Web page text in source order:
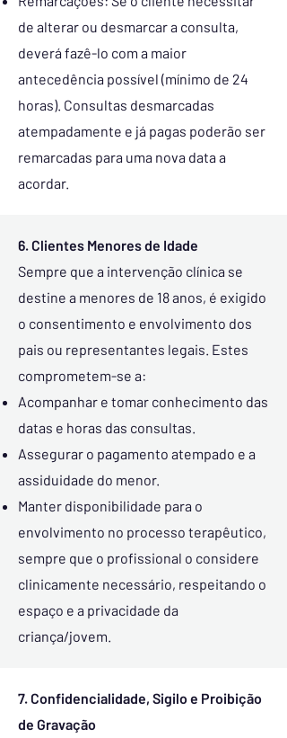
de alterar ou desmarcar a consulta,
deverá fazê-lo com a maior
antecedência possível (mínimo de 24
horas). Consultas desmarcadas
atempadamente e já pagas poderão ser
remarcadas para uma nova data a
acordar.
6. Clientes Menores de Idade
Sempre que a intervenção clínica se
destine a menores de 18 anos, é exigido
o consentimento e envolvimento dos
pais ou representantes legais. Estes
comprometem-se a:
Acompanhar e tomar conhecimento das
datas e horas das consultas.
Assegurar o pagamento atempado e a
assiduidade do menor.
Manter disponibilidade para o
envolvimento no processo terapêutico,
sempre que o profissional o considere
clinicamente necessário, respeitando o
espaço e a privacidade da
criança/jovem.
7. Confidencialidade, Sigilo e Proibição
de Gravação